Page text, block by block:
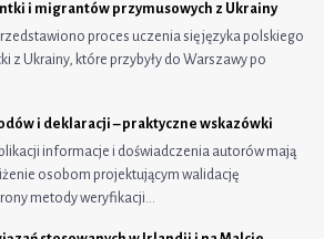
i migrantów przymusowych z Ukrainy
proces uczenia się języka polskiego
z Ukrainy, które przybyły do Warszawy po
i deklaracji – praktyczne wskazówki
informacje i doświadczenia autorów mają
osobom projektującym walidację
metody weryfikacji…